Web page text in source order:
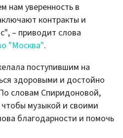
нам уверенность в
контракты и
– приводит слова
"Москва".
поступившим на
здоровыми и достойно
словам Спиридоновой,
музыкой и своими
благодарности и помочь